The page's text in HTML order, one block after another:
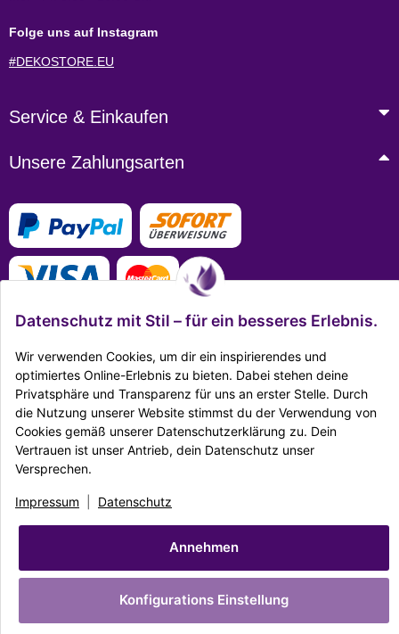
Folge uns auf Instagram
#DEKOSTORE.EU
Service & Einkaufen
Unsere Zahlungsarten
Mehr Infos zu den Zahlungsarten
Ausgezeichnet Zertifiziert
Impressum| Datenschutz
Unternehmen
Made with ♥ with easyTemplate360
* Alle Preise inkl. gesetzlicher USt., zzgl.Versand
Powered by
Datenschutz mit Stil – für ein besseres Erlebnis.
Wir verwenden Cookies, um dir ein inspirierendes und
optimiertes Online-Erlebnis zu bieten. Dabei stehen deine
Privatsphäre und Transparenz für uns an erster Stelle. Durch
die Nutzung unserer Website stimmst du der Verwendung von
Cookies gemäß unserer Datenschutzerklärung zu. Dein
Vertrauen ist unser Antrieb, dein Datenschutz unser
Versprechen.
Impressum Datenschutz
Annehmen
Konfigurations Einstellung